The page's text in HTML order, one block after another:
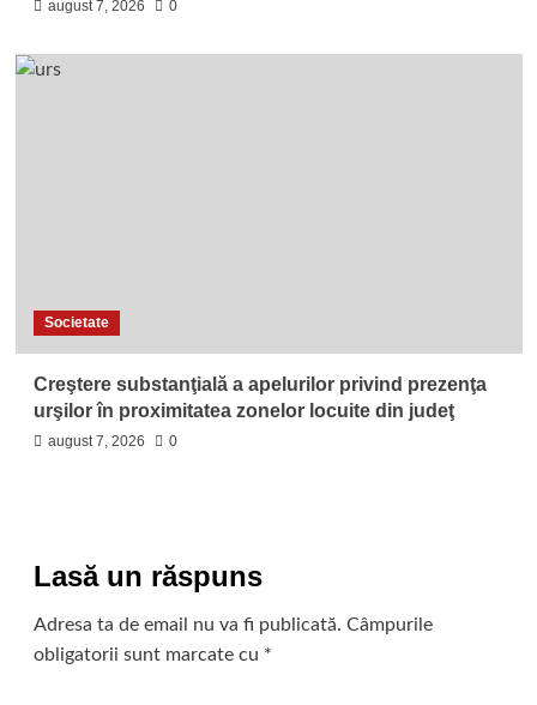
august 7, 2026 0
Societate
Creştere substanţială a apelurilor privind prezenţa
urşilor în proximitatea zonelor locuite din judeţ
august 7, 2026 0
Lasă un răspuns
Adresa ta de email nu va fi publicată. Câmpurile
obligatorii sunt marcate cu *